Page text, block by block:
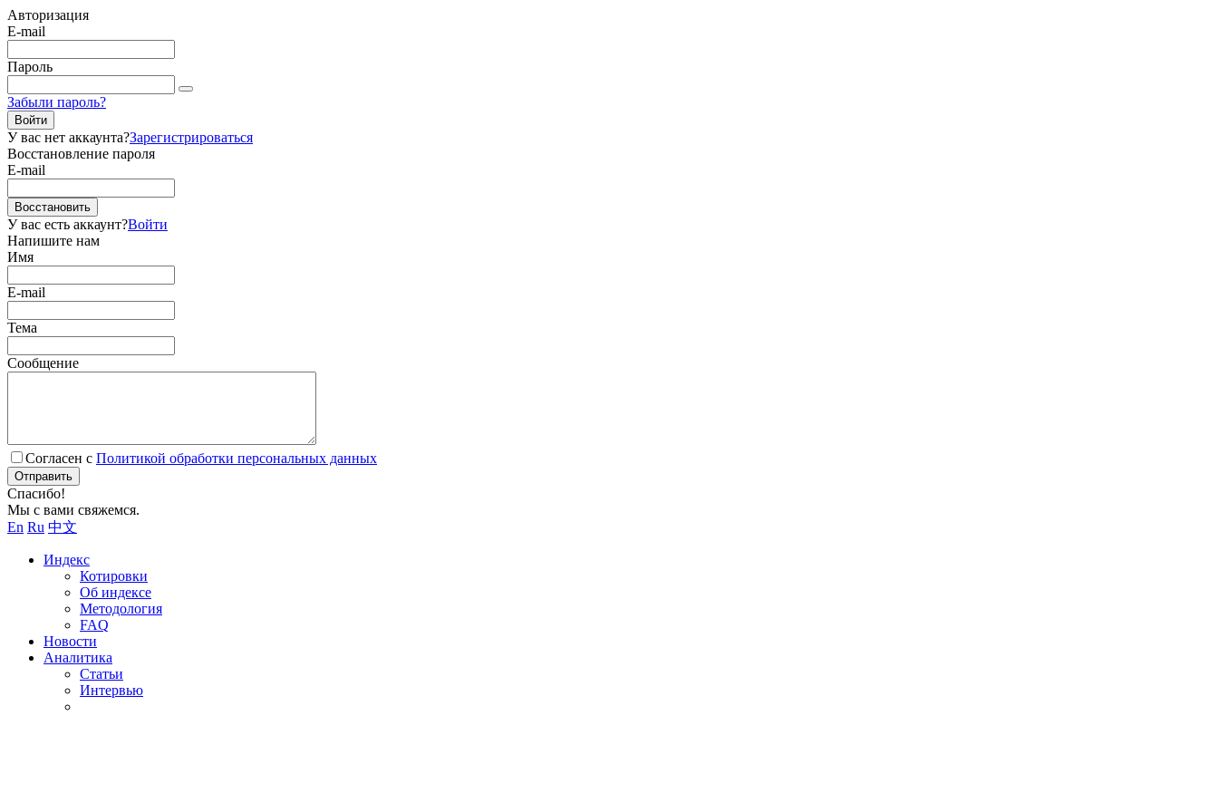
Авторизация
E-mail
Пароль
Забыли пароль?
Войти
У вас нет аккаунта?Зарегистрироваться
Восстановление пароля
E-mail
Восстановить
У вас есть аккаунт?Войти
Напишите нам
Имя
E-mail
Тема
Сообщение
Согласен с Политикой обработки персональных данных
Отправить
Спасибо!
Мы с вами свяжемся.
En Ru 中文
Индекс
Котировки
Об индексе
Методология
FAQ
Новости
Аналитика
Статьи
Интервью